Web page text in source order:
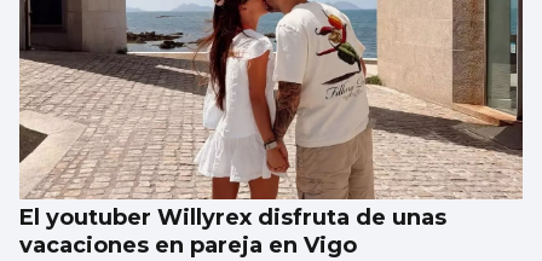
El youtuber Willyrex disfruta de unas
vacaciones en pareja en Vigo